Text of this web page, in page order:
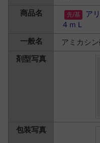
ア
４ｍＬ
アミカシ